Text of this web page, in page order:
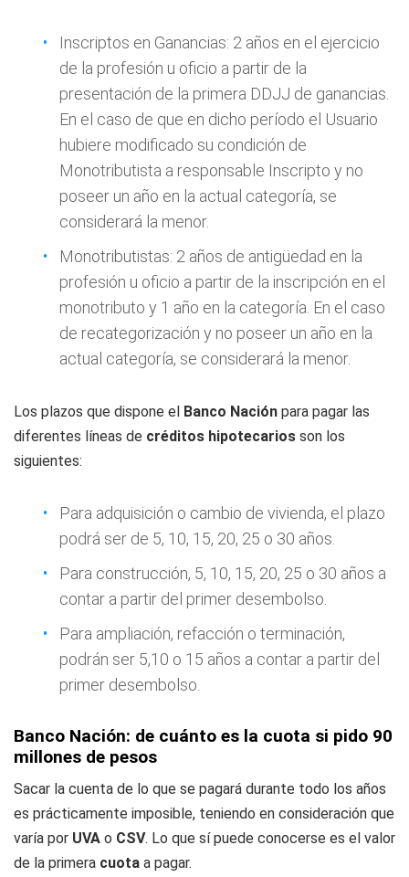
Inscriptos en Ganancias: 2 años en el ejercicio
de la profesión u oficio a partir de la
presentación de la primera DDJJ de ganancias.
En el caso de que en dicho período el Usuario
hubiere modificado su condición de
Monotributista a responsable Inscripto y no
poseer un año en la actual categoría, se
considerará la menor.
Monotributistas: 2 años de antigüedad en la
profesión u oficio a partir de la inscripción en el
monotributo y 1 año en la categoría. En el caso
de recategorización y no poseer un año en la
actual categoría, se considerará la menor.
Los plazos que dispone el Banco Nación para pagar las
diferentes líneas de créditos hipotecarios son los
siguientes:
Para adquisición o cambio de vivienda, el plazo
podrá ser de 5, 10, 15, 20, 25 o 30 años.
Para construcción, 5, 10, 15, 20, 25 o 30 años a
contar a partir del primer desembolso.
Para ampliación, refacción o terminación,
podrán ser 5,10 o 15 años a contar a partir del
primer desembolso.
Banco Nación: de cuánto es la cuota si pido 90
millones de pesos
Sacar la cuenta de lo que se pagará durante todo los años
es prácticamente imposible, teniendo en consideración que
varía por UVA o CSV. Lo que sí puede conocerse es el valor
de la primera cuota a pagar.